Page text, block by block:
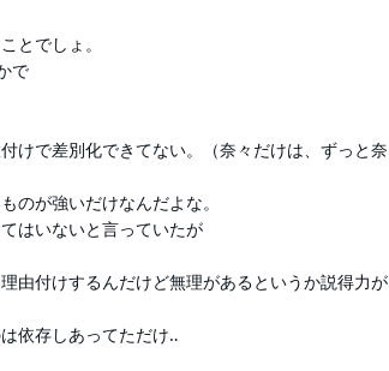
とでしょ。
で
けで差別化できてない。（奈々だけは、ずっと奈
のが強いだけなんだよな。
はいないと言っていたが
由付けするんだけど無理があるというか説得力
依存しあってただけ‥